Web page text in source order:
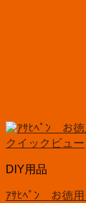
クイックビュー
DIY用品
ｱｻﾋﾍﾟﾝ お徳